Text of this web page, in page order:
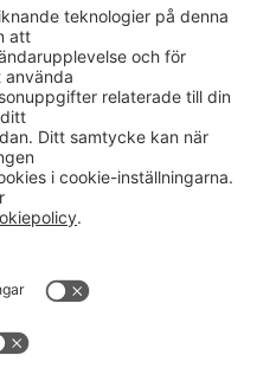
Verksamheter
Om Hushållningssällskapet
Hushållningssällskapens